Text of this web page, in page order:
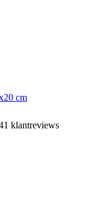
cm
klantreviews